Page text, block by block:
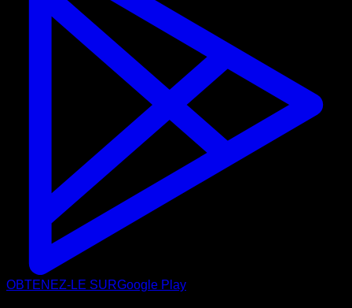
OBTENEZ-LE SURGoogle Play